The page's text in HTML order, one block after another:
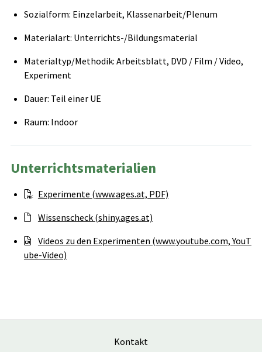
Sozialform: Einzelarbeit, Klassenarbeit/Plenum
Materialart: Unterrichts-/Bildungsmaterial
Materialtyp/Methodik: Arbeitsblatt, DVD / Film / Video,
Experiment
Dauer: Teil einer UE
Raum: Indoor
Unterrichtsmaterialien
Experimente (www.ages.at, PDF)
Wissenscheck (shiny.ages.at)
Videos zu den Experimenten (www.youtube.com, YouT
ube-Video)
Kontakt